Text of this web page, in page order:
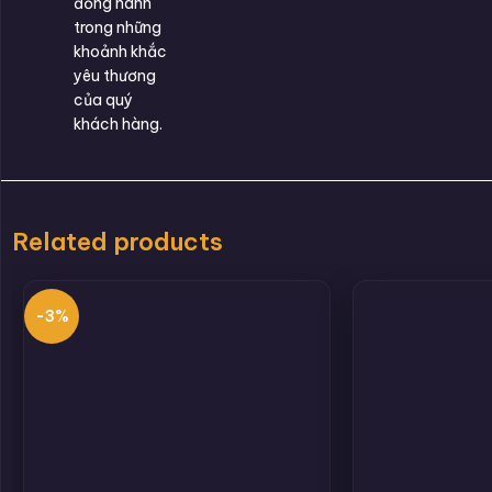
trong những
khoảnh khắc
yêu thương
của quý
khách hàng.
Related products
-3%